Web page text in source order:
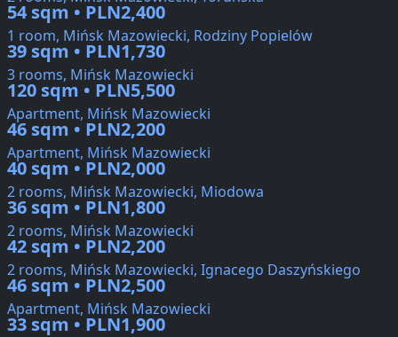
54 sqm • PLN2,400
1 room, Mińsk Mazowiecki, Rodziny Popielów
39 sqm • PLN1,730
3 rooms, Mińsk Mazowiecki
120 sqm • PLN5,500
Apartment, Mińsk Mazowiecki
46 sqm • PLN2,200
Apartment, Mińsk Mazowiecki
40 sqm • PLN2,000
2 rooms, Mińsk Mazowiecki, Miodowa
36 sqm • PLN1,800
2 rooms, Mińsk Mazowiecki
42 sqm • PLN2,200
2 rooms, Mińsk Mazowiecki, Ignacego Daszyńskiego
46 sqm • PLN2,500
Apartment, Mińsk Mazowiecki
33 sqm • PLN1,900